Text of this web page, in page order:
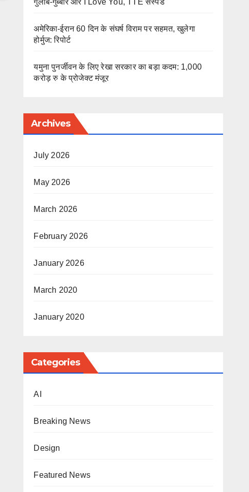
गुलाब-गुब्बारे और I Love You, TTE सस्पेंड
अमेरिका-ईरान 60 दिन के संघर्ष विराम पर सहमत, खुलेगा
होर्मुज: रिपोर्ट
यमुना पुनर्जीवन के लिए रेखा सरकार का बड़ा कदम: 1,000
करोड़ रु के प्रोजेक्ट मंजूर
Archives
July 2026
May 2026
March 2026
February 2026
January 2026
March 2020
January 2020
Categories
AI
Breaking News
Design
Featured News